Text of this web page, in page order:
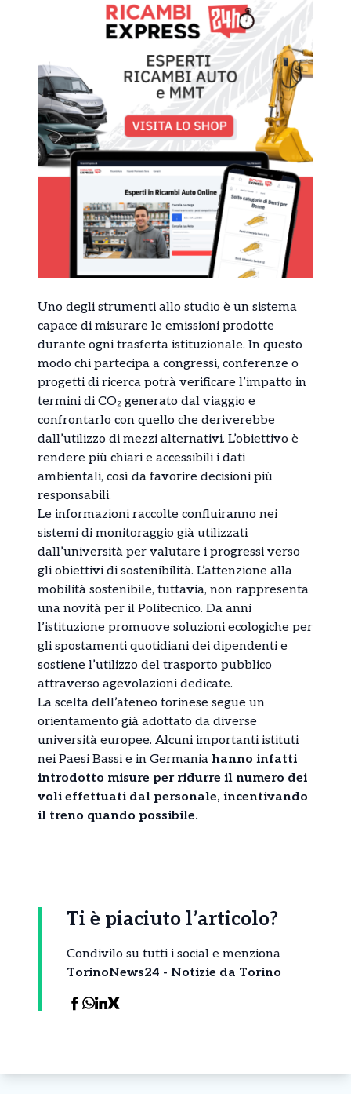
Uno degli strumenti allo studio è un sistema
capace di misurare le emissioni prodotte
durante ogni trasferta istituzionale. In questo
modo chi partecipa a congressi, conferenze o
progetti di ricerca potrà verificare l’impatto in
termini di CO₂ generato dal viaggio e
confrontarlo con quello che deriverebbe
dall’utilizzo di mezzi alternativi. L’obiettivo è
rendere più chiari e accessibili i dati
ambientali, così da favorire decisioni più
responsabili.
Le informazioni raccolte confluiranno nei
sistemi di monitoraggio già utilizzati
dall’università per valutare i progressi verso
gli obiettivi di sostenibilità. L’attenzione alla
mobilità sostenibile, tuttavia, non rappresenta
una novità per il Politecnico. Da anni
l’istituzione promuove soluzioni ecologiche per
gli spostamenti quotidiani dei dipendenti e
sostiene l’utilizzo del trasporto pubblico
attraverso agevolazioni dedicate.
La scelta dell’ateneo torinese segue un
orientamento già adottato da diverse
università europee. Alcuni importanti istituti
nei Paesi Bassi e in Germania hanno infatti
introdotto misure per ridurre il numero dei
voli effettuati dal personale, incentivando
il treno quando possibile.
Ti è piaciuto l’articolo?
Condivilo su tutti i social e menziona
TorinoNews24 - Notizie da Torino